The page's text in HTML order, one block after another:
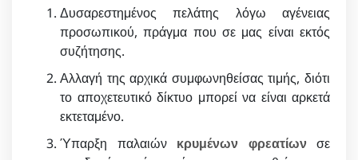
Δυσαρεστημένος πελάτης λόγω αγένειας
προσωπικού, πράγμα που σε μας είναι εκτός
συζήτησης.
Αλλαγή της αρχικά συμφωνηθείσας τιμής, διότι
το αποχετευτικό δίκτυο μπορεί να είναι αρκετά
εκτεταμένο.
Ύπαρξη παλαιών κρυμένων φρεατίωνσε